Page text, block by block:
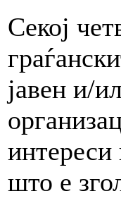
Секој
јавен и/
што е